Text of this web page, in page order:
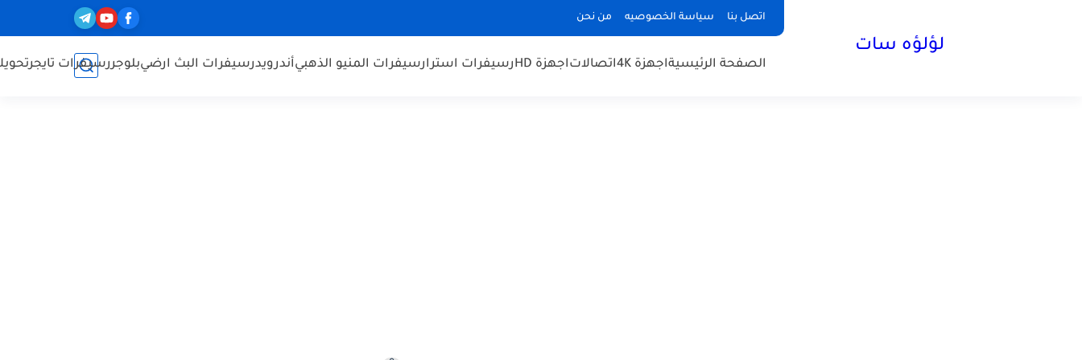
اتصل بنا سياسة الخصوصيه من نحن
لؤلؤه سات
الصفحة الرئيسيةاجهزة 4K اتصالاتاجهزة HD رسيفرات استرارسيفرات المنيو الذهبيأندرويدرسيفرات البث ارضيبلوجررسيفرات تايجر